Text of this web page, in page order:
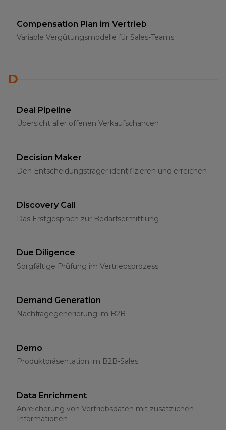
Compensation Plan im Vertrieb
Variable Vergütungsmodelle für Sales-Teams
D
Deal Pipeline
Übersicht aller offenen Verkaufschancen
Decision Maker
Den Entscheidungsträger identifizieren und erreichen
Discovery Call
Das Erstgespräch zur Bedarfsermittlung
Due Diligence
Sorgfältige Prüfung im Vertriebsprozess
Demand Generation
Nachfragegenerierung im B2B
Demo
Produktpräsentation im B2B-Sales
Data Enrichment
Anreicherung von Vertriebsdaten mit zusätzlichen
Informationen